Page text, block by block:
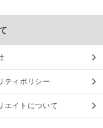
ティポリシー
エイトについて